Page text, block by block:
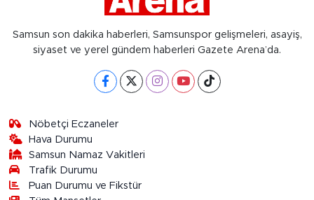
Samsun son dakika haberleri, Samsunspor gelişmeleri, asayiş,
siyaset ve yerel gündem haberleri Gazete Arena’da.
Nöbetçi Eczaneler
Hava Durumu
Samsun Namaz Vakitleri
Trafik Durumu
Puan Durumu ve Fikstür